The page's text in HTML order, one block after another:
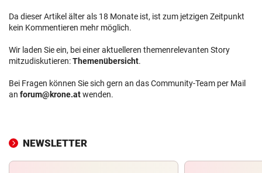
Da dieser Artikel älter als 18 Monate ist, ist zum jetzigen Zeitpunkt
kein Kommentieren mehr möglich.
Wir laden Sie ein, bei einer aktuelleren themenrelevanten Story
mitzudiskutieren:Themenübersicht.
Bei Fragen können Sie sich gern an das Community-Team per Mail
an forum@krone.atwenden.
NEWSLETTER